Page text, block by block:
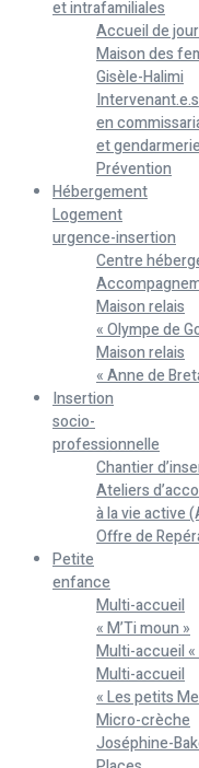
et intrafamiliales
Accueil de
Maison des
Gisèle-Halimi
Intervenant.e.s
en
et gendarmerie
Prévention
Hébergement
Logement
urgence-insertion
Centre
Maison relais
« Olympe de
Maison relais
« Anne de
Insertion
socio-
professionnelle
Chantier
Ateliers
à la vie active
Offre de
Petite
enfance
Multi-accueil
« M’Ti moun »
Multi-accueil «
Multi-accueil
« Les petits
Micro-crèche
Joséphine-